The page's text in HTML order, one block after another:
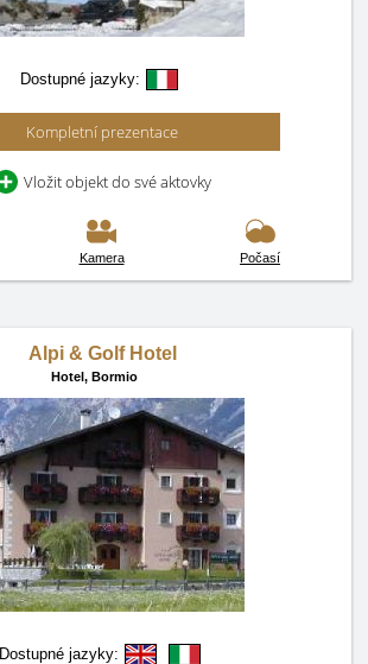
Dostupné jazyky:
Kompletní prezentace
Vložit objekt do své aktovky
Kamera Počasí
Alpi & Golf Hotel
Hotel, Bormio
Dostupné jazyky: